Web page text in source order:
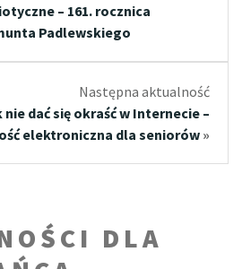
– 161. rocznica
Padlewskiego
Następna aktualność
nie dać się okraść w Internecie –
elektroniczna dla seniorów »
DLA